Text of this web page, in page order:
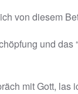
von diesem
und das
mit Gott, las